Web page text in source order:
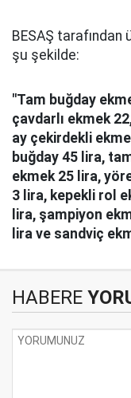
BESAŞ
şu şekilde:
"Tam buğday
çavdarlı ekmek
ay çekirdekli
buğday 45 lira,
ekmek 25 lira,
3 lira, kepekli rol
lira, şampiyon
lira ve sandviç
HABERE